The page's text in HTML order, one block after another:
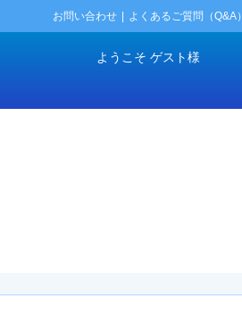
お問い合わせ よくあるご質問（Q&A）
ようこそ ゲスト様